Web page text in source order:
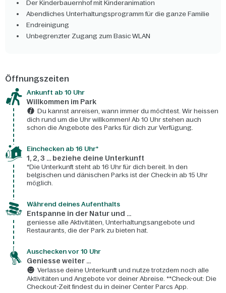
Der Kinderbauernhof mit Kinderanimation
Abendliches Unterhaltungsprogramm für die ganze Familie
Endreinigung
Unbegrenzter Zugang zum Basic WLAN
Öffnungszeiten
Ankunft ab 10 Uhr
Willkommen im Park
Du kannst anreisen, wann immer du möchtest. Wir heissen
dich rund um die Uhr willkommen! Ab 10 Uhr stehen auch
schon die Angebote des Parks für dich zur Verfügung.
Einchecken ab 16 Uhr*
1, 2, 3 ... beziehe deine Unterkunft
*Die Unterkunft steht ab 16 Uhr für dich bereit. In den
belgischen und dänischen Parks ist der Check-in ab 15 Uhr
möglich.
Während deines Aufenthalts
Entspanne in der Natur und ...
geniesse alle Aktivitäten, Unterhaltungsangebote und
Restaurants, die der Park zu bieten hat.
Auschecken vor 10 Uhr
Geniesse weiter ...
Verlasse deine Unterkunft und nutze trotzdem noch alle
Aktivitäten und Angebote vor deiner Abreise. **Check-out: Die
Checkout-Zeit findest du in deiner Center Parcs App.